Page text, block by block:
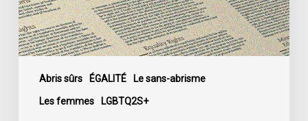
Abris sûrs ÉGALITÉ Le sans-abrisme
Les femmes LGBTQ2S+
plaide
en
faveur
accès